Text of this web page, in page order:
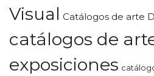
Visual Catálogos de arte
catálogos de
exposiciones